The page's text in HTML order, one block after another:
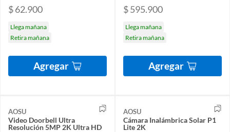
$ 62.900
Llega mañana
Retira mañana
Agregar
$ 595.900
Llega mañana
Retira mañana
Agregar
AOSU
Video Doorbell Ultra
Resolución 5MP 2K Ultra HD
AOSU
Cámara Inalámbrica Solar P1
Lite 2K